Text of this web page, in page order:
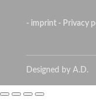
- imprint - Privacy
Designed by A.D.